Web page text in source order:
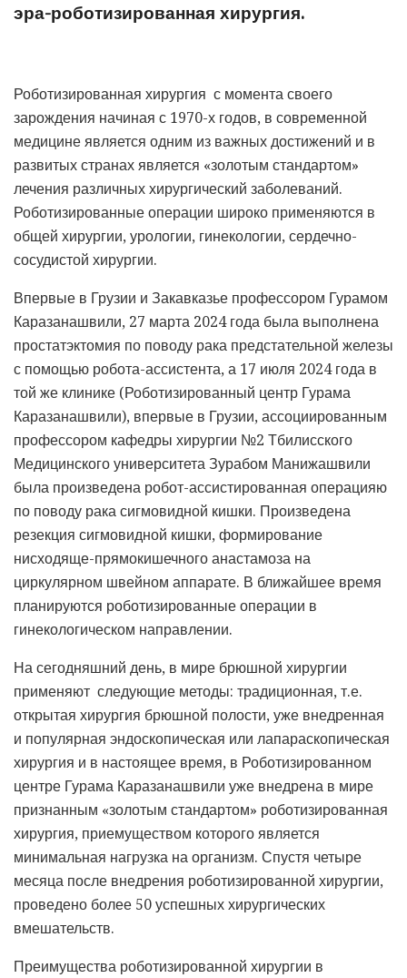
эра-роботизированная хирургия.
Роботизированная хирургия с момента своего
зарождения начиная с 1970-х годов, в современной
медицине является одним из важных достижений и в
развитых странах является «золотым стандартом»
лечения различных хирургический заболеваний.
Роботизированные операции широко применяются в
общей хирургии, урологии, гинекологии, сердечно-
сосудистой хирургии.
Впервые в Грузии и Закавказье профессором Гурамом
Каразанашвили, 27 марта 2024 года была выполнена
простатэктомия по поводу рака предстательной железы
с помощью робота-ассистента, а 17 июля 2024 года в
той же клинике (Роботизированный центр Гурама
Каразанашвили), впервые в Грузии, ассоциированным
профессором кафедры хирургии №2 Тбилисского
Медицинского университета Зурабом Манижашвили
была произведена робот-ассистированная операцияю
по поводу рака сигмовидной кишки. Произведена
резекция сигмовидной кишки, формирование
нисходяще-прямокишечного анастамоза на
циркулярном швейном аппарате. В ближайшее время
планируются роботизированные операции в
гинекологическом направлении.
На сегодняшний день, в мире брюшной хирургии
применяют следующие методы: традиционная, т.е.
открытая хирургия брюшной полости, уже внедренная
и популярная эндоскопическая или лапараскопическая
хирургия и в настоящее время, в Роботизированном
центре Гурама Каразанашвили уже внедрена в мире
признанным «золотым стандартом» роботизированная
хирургия, приемуществом которого является
минимальная нагрузка на организм. Спустя четыре
месяца после внедрения роботизированной хирургии,
проведено более 50 успешных хирургических
вмешательств.
Преимущества роботизированной хирургии в